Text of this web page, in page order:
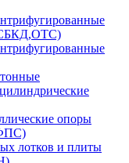
опоры
лотков и плиты